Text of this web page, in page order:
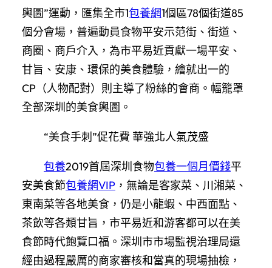
輿圖”運動，匯集全市1包養網1個區78個街道85
個分會場，普遍動員食物平安示范街、街道、
商圈、商戶介入，為市平易近貢獻一場平安、
甘旨、安康、環保的美食體驗，繪就出一的
CP（人物配對）則主導了粉絲的會商。幅籠罩
全部深圳的美食輿圖。
“美食手刺”促花費 華強北人氣茂盛
包養2019首屆深圳食物包養一個月價錢平
安美食節包養網VIP ，無論是客家菜、川湘菜、
東南菜等各地美食，仍是小龍蝦、中西面點、
茶飲等各類甘旨，市平易近和游客都可以在美
食節時代飽覽口福。深圳市市場監視治理局還
經由過程嚴厲的商家審核和當真的現場抽檢，